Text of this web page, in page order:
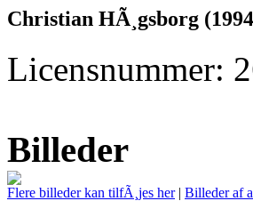
Christian HÃ¸gsborg
Licensnummer:
Billeder
Flere billeder kan tilfÃ¸jes her| Billeder af